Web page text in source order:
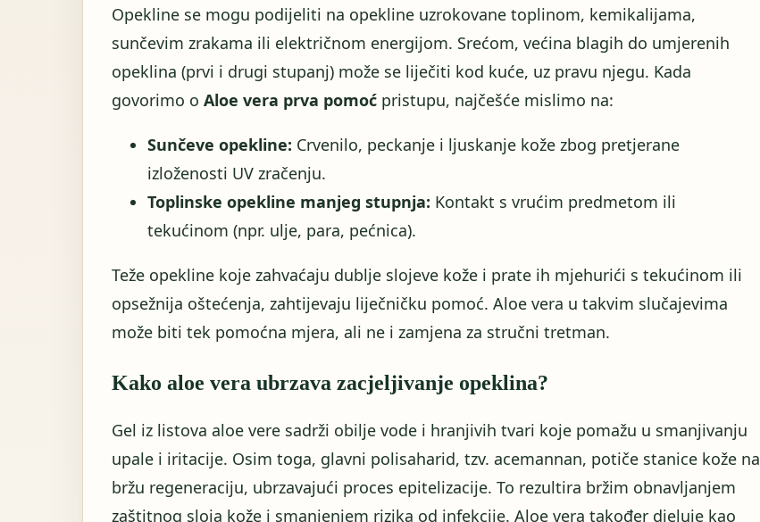
Opekline se mogu podijeliti na opekline uzrokovane toplinom, kemikalijama,
sunčevim zrakama ili električnom energijom. Srećom, većina blagih do umjerenih
opeklina (prvi i drugi stupanj) može se liječiti kod kuće, uz pravu njegu. Kada
govorimo o Aloe vera prva pomoć pristupu, najčešće mislimo na:
Sunčeve opekline: Crvenilo, peckanje i ljuskanje kože zbog pretjerane
izloženosti UV zračenju.
Toplinske opekline manjeg stupnja: Kontakt s vrućim predmetom ili
tekućinom (npr. ulje, para, pećnica).
Teže opekline koje zahvaćaju dublje slojeve kože i prate ih mjehurići s tekućinom ili
opsežnija oštećenja, zahtijevaju liječničku pomoć. Aloe vera u takvim slučajevima
može biti tek pomoćna mjera, ali ne i zamjena za stručni tretman.
Kako aloe vera ubrzava zacjeljivanje opeklina?
Gel iz listova aloe vere sadrži obilje vode i hranjivih tvari koje pomažu u smanjivanju
upale i iritacije. Osim toga, glavni polisaharid, tzv. acemannan, potiče stanice kože na
bržu regeneraciju, ubrzavajući proces epitelizacije. To rezultira bržim obnavljanjem
zaštitnog sloja kože i smanjenjem rizika od infekcije. Aloe vera također djeluje kao